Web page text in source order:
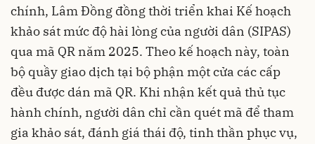
chính, Lâm Đồng đồng thời triển khai Kế hoạch
khảo sát mức độ hài lòng của người dân (SIPAS)
qua mã QR năm 2025. Theo kế hoạch này, toàn
bộ quầy giao dịch tại bộ phận một cửa các cấp
đều được dán mã QR. Khi nhận kết quả thủ tục
hành chính, người dân chỉ cần quét mã để tham
gia khảo sát, đánh giá thái độ, tinh thần phục vụ,